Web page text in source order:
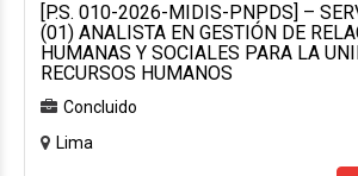
[P.S. 010-2026-MIDIS-PNPDS] –
(01) ANALISTA EN GESTIÓN DE
HUMANAS Y SOCIALES PARA LA
RECURSOS HUMANOS
Concluido
Lima